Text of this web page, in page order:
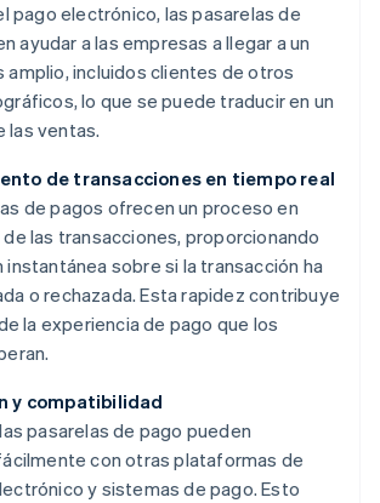
pago electrónico, las pasarelas de
ayudar a las empresas a llegar a un
amplio, incluidos clientes de otros
lo que se puede traducir en un
las ventas.
de transacciones en tiempo real
de pagos ofrecen un proceso en
las transacciones, proporcionando
instantánea sobre si la transacción ha
o rechazada. Esta rapidez contribuye
la experiencia de pago que los
y compatibilidad
pasarelas de pago pueden
con otras plataformas de
y sistemas de pago. Esto